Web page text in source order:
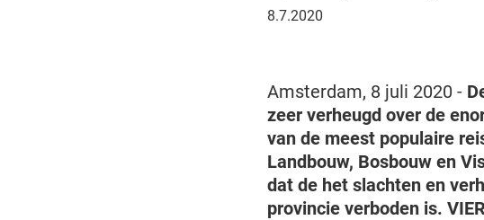
8
8.7.2020
Amsterdam, 8 juli 2020 -
zeer verheugd over de
van de meest populaire
Landbouw, Bosbouw en
dat de het slachten en
provincie verboden is.